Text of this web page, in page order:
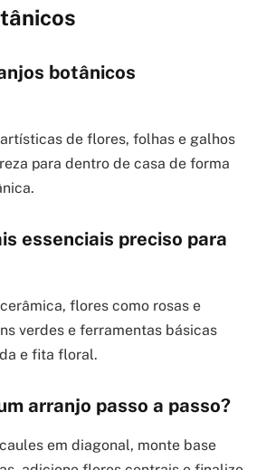
botânicos
de flores, folhas e galhos
para dentro de casa de forma
essenciais preciso para
flores como rosas e
verdes e ferramentas básicas
e fita floral.
arranjo passo a passo?
em diagonal, monte base